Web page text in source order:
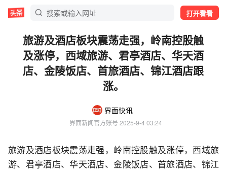
打开看看
旅游及酒店板块震荡走强，岭南控股触
及涨停，西域旅游、君亭酒店、华天酒
店、金陵饭店、首旅酒店、锦江酒店跟
涨。
界面快讯
界面新闻官方账号 2025-9-4 03:24
旅游及酒店板块震荡走强，岭南控股触及涨停，西域旅
游、君亭酒店、华天酒店、金陵饭店、首旅酒店、锦江